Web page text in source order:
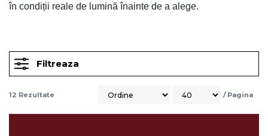
în condiții reale de lumină înainte de a alege.
Filtreaza
12 Rezultate / Pagina